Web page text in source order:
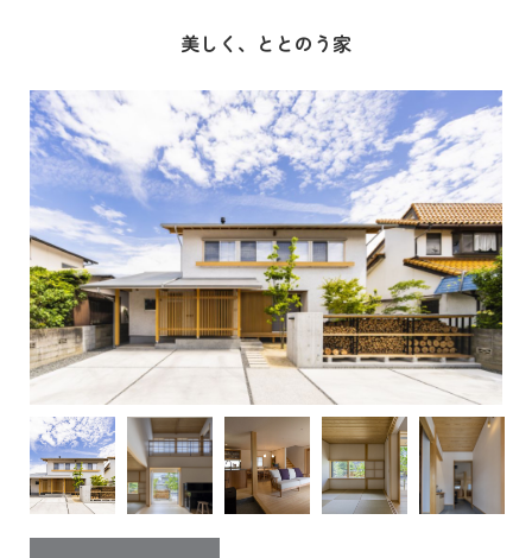
美しく、ととのう家